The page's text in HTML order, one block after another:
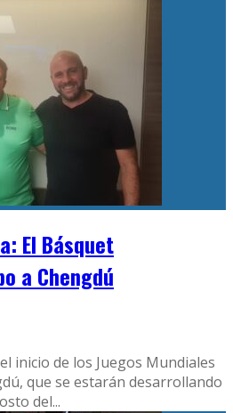
El Básquet
a Chengdú
inicio de los Juegos Mundiales
que se estarán desarrollando
del...